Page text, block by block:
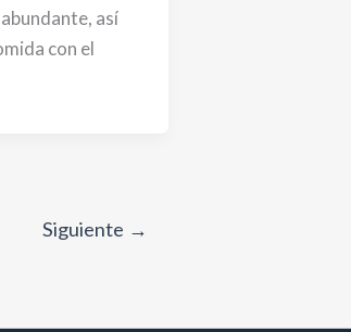
así
con el
Siguiente →